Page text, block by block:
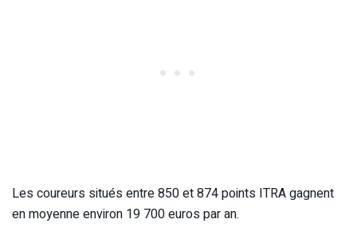
Les coureurs situés entre 850 et 874 points ITRA gagnent
en moyenne environ 19 700 euros par an.